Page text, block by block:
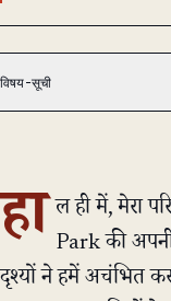
विषय-सूची
हा ल ही में, मेरा
Park की
दृश्यों ने हमें अचंभित